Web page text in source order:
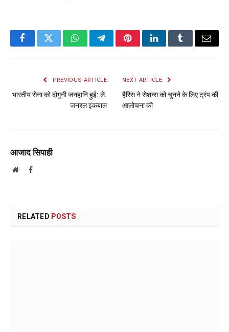
FacebookTwitterWhatsAppTelegramPinterestLinkedInTumblrEmail
PREVIOUS ARTICLE
भारतीय सेना को दोगुनी जनहानि हुई: ले.
जनरल इकबाल
NEXT ARTICLE
हैरिस ने सेशन्स को चुनने के लिए ट्रंप की
आलोचना की
आजाद सिपाही
WebsiteFacebook
RELATED POSTS